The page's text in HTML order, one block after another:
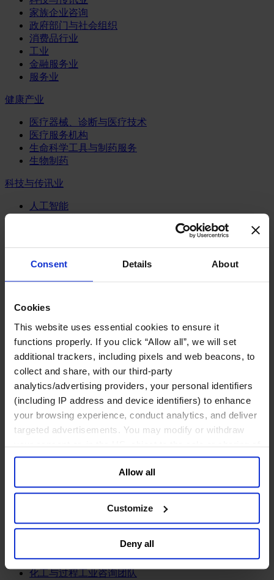
Consent Details About
Cookies
This website uses essential cookies to ensure it
functions properly. If you click “Allow all”, we will set
additional trackers, including pixels and web beacons, to
collect and share, with our third-party
analytics/advertising providers, your personal identifiers
(including IP address and device identifiers) to enhance
your browsing experience, conduct analytics, and deliver
targeted advertisements. You may modify or withdraw
your consent or, in the US, object to the sale or sharing of
your data for targeted advertising, by clicking “Do Not
Sell or Share My Personal Information” in the footer of
the website. You must opt-out of each device and each
browser. For additional information and retention terms
general collection and use of personal information see
Allow all
Customize
Deny all
家族企业咨询
政府部门与社会组织
消费品行业
工业
金融服务业
服务业
健康产业
医疗器械、诊断与医疗技术
医疗服务机构
生命科学工具与制药服务
生物制药
科技与传讯业
人工智能
系统、服务与软件业
网络安全
政府部门与社会组织
公共卫生行业
公共基础设施行业
公共行政管理行业
公共金融业
利益代表集团与公共事务机构
教育与研究行业
文化、艺术和体育行业
环境与可持续发展咨询
经济、社会与人类发展
媒体和娱乐业
零售、服装与奢侈品
餐饮、旅游与酒店业
化工与过程工业咨询团队